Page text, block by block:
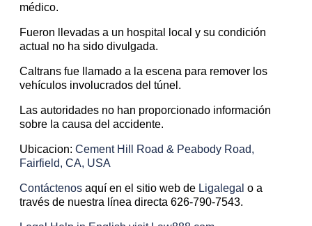
médico.
Fueron llevadas a un hospital local y su condición
actual no ha sido divulgada.
Caltrans fue llamado a la escena para remover los
vehículos involucrados del túnel.
Las autoridades no han proporcionado información
sobre la causa del accidente.
Ubicacion: Cement Hill Road & Peabody Road,
Fairfield, CA, USA
Contáctenos aquí en el sitio web de Ligalegal o a
través de nuestra línea directa 626-790-7543.